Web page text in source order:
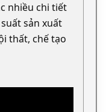
nhiều chi tiết
sản xuất
thất, chế tạo